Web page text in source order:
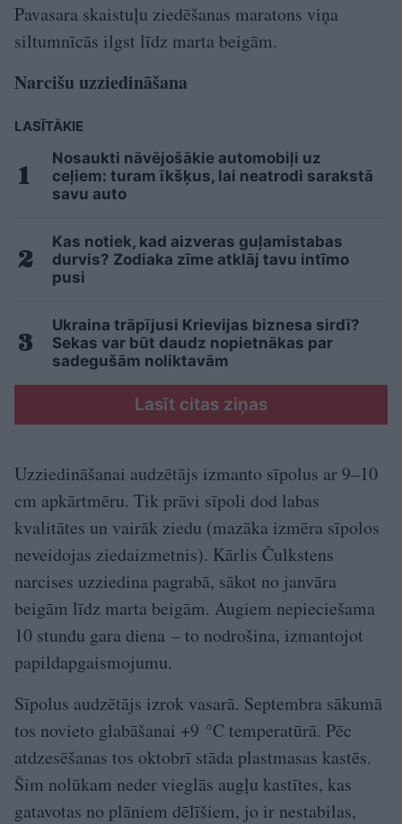
Pavasara skaistuļu ziedēšanas maratons viņa
siltumnīcās ilgst līdz marta beigām.
Narcišu uzziedināšana
LASĪTĀKIE
Nosaukti nāvējošākie automobiļi uz
ceļiem: turam īkšķus, lai neatrodi sarakstā
savu auto
Kas notiek, kad aizveras guļamistabas
durvis? Zodiaka zīme atklāj tavu intīmo
pusi
Ukraina trāpījusi Krievijas biznesa sirdī?
Sekas var būt daudz nopietnākas par
sadegušām noliktavām
Lasīt citas ziņas
Uzziedināšanai audzētājs izmanto sīpolus ar 9–10
cm apkārtmēru. Tik prāvi sīpoli dod labas
kvalitātes un vairāk ziedu (mazāka izmēra sīpolos
neveidojas ziedaizmetnis). Kārlis Čulkstens
narcises uzziedina pagrabā, sākot no janvāra
beigām līdz marta beigām. Augiem nepieciešama
10 stundu gara diena – to nodrošina, izmantojot
papildapgaismojumu.
Sīpolus audzētājs izrok vasarā. Septembra sākumā
tos novieto glabāšanai +9 °C temperatūrā. Pēc
atdzesēšanas tos oktobrī stāda plastmasas kastēs.
Šim nolūkam neder vieglās augļu kastītes, kas
gatavotas no plāniem dēlīšiem, jo ir nestabilas,